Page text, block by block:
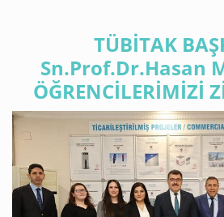
TÜBİTAK
Sn.Prof.Dr.Hasan
ÖĞRENCİLERİMİZİ